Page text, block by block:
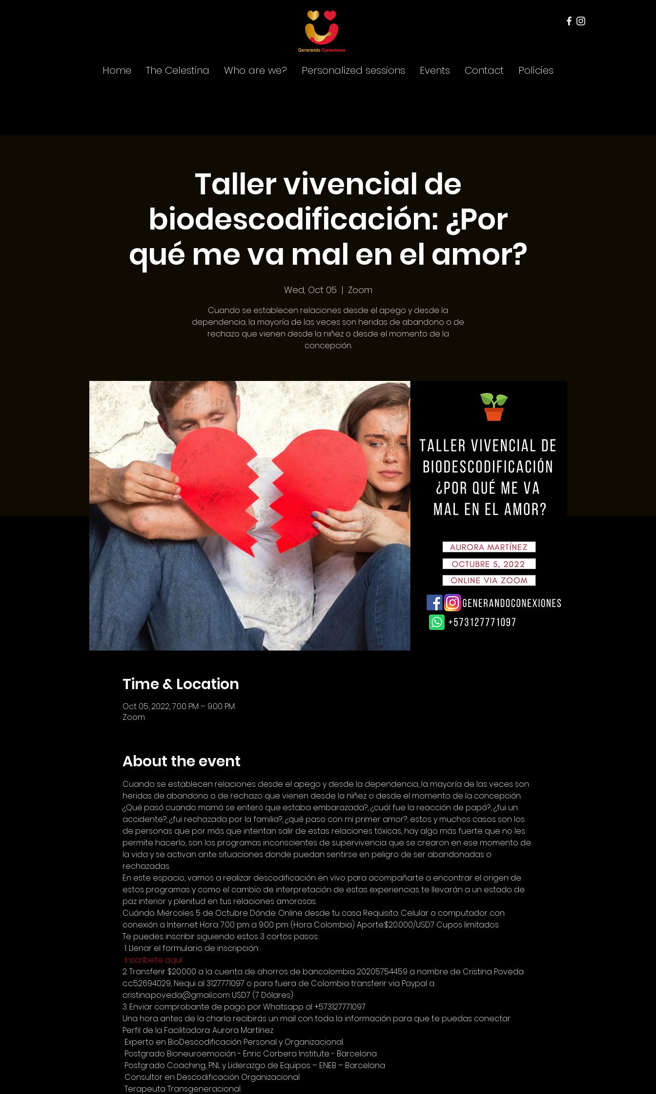
Home The Celestina Who are we? Personalized sessions Events Contact Policies
Taller vivencial de
biodescodificación: ¿Por
qué me va mal en el amor?
Wed, Oct 05
  |
Zoom
Cuando se establecen relaciones desde el apego y desde la
dependencia, la mayoría de las veces son heridas de abandono o de
rechazo que vienen desde la niñez o desde el momento de la
concepción.
Time & Location
Oct 05, 2022, 7:00 PM – 9:00 PM
Zoom
About the event
Cuando se establecen relaciones desde el apego y desde la dependencia, la mayoría de las veces son
heridas de abandono o de rechazo que vienen desde la niñez o desde el momento de la concepción.
¿Qué pasó cuando mamá se enteró que estaba embarazada?, ¿cuál fue la reacción de papá?, ¿fui un
accidente?, ¿fui rechazada por la familia?, ¿qué paso con mi primer amor?, estos y muchos casos son los
de personas que por más que intentan salir de estas relaciones tóxicas, hay algo más fuerte que no les
permite hacerlo, son los programas inconscientes de supervivencia que se crearon en ese momento de
la vida y se activan ante situaciones donde puedan sentirse en peligro de ser abandonadas o
rechazadas.
En este espacio, vamos a realizar descodificación en vivo para acompañarte a encontrar el origen de
estos programas y como el cambio de interpretación de estas experiencias te llevarán a un estado de
paz interior y plenitud en tus relaciones amorosas.
Cuándo: Miércoles 5 de Octubre Dónde: Online desde tu casa Requisito: Celular o computador con
conexión a Internet Hora: 7:00 pm a 9:00 pm (Hora Colombia) Aporte:$20.000/USD7 Cupos limitados
Te puedes inscribir siguiendo estos 3 cortos pasos:
1. Llenar el formulario de inscripción:
Inscríbete aquí
2. Transferir $20.000 a la cuenta de ahorros de bancolombia 20205754459 a nombre de Cristina Poveda
c.c.52694029, Nequi al 3127771097 o para fuera de Colombia transferir via Paypal a
cristina.poveda@gmail.com USD7 (7 Dólares)
3. Enviar comprobante de pago por Whatsapp al +573127771097
Una hora antes de la charla recibirás un mail con toda la información para que te puedas conectar
Perfil de la Facilitadora: Aurora Martínez
Experto en BioDescodificación Personal y Organizacional.
Postgrado Bioneuroemoción - Enric Corbera Institute - Barcelona
Postgrado Coaching, PNL y Liderazgo de Equipos – ENEB – Barcelona
Consultor en Descodificación Organizacional
Terapeuta Transgeneracional